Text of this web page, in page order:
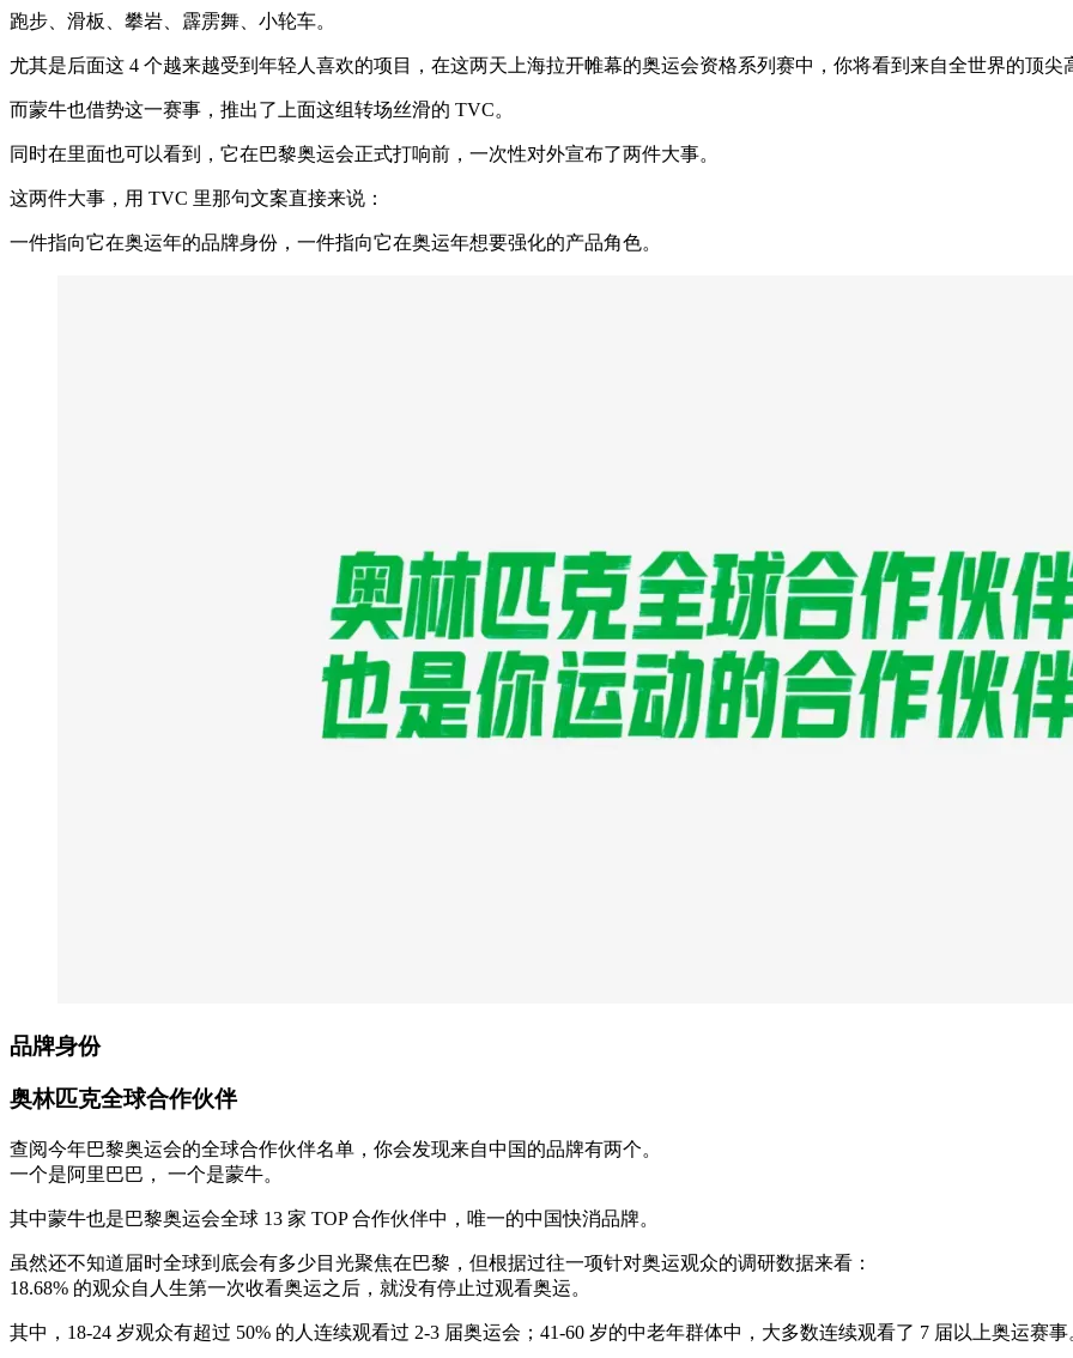
跑步、滑板、攀岩、霹雳舞、小轮车。
尤其是后面这 4 个越来越受到年轻人喜欢的项目，在这两天上海拉开帷幕的奥运会资格系列赛中，你将看到来自全世界的顶
而蒙牛也借势这一赛事，推出了上面这组转场丝滑的 TVC。
同时在里面也可以看到，它在巴黎奥运会正式打响前，一次性对外宣布了两件大事。
这两件大事，用 TVC 里那句文案直接来说：
一件指向它在奥运年的品牌身份，一件指向它在奥运年想要强化的产品角色。
品牌身份
奥林匹克全球合作伙伴
查阅今年巴黎奥运会的全球合作伙伴名单，你会发现来自中国的品牌有两个。
一个是阿里巴巴， 一个是蒙牛。
其中蒙牛也是巴黎奥运会全球 13 家 TOP 合作伙伴中，唯一的中国快消品牌。
虽然还不知道届时全球到底会有多少目光聚焦在巴黎，但根据过往一项针对奥运观众的调研数据来看：
18.68% 的观众自人生第一次收看奥运之后，就没有停止过观看奥运。
其中，18-24 岁观众有超过 50% 的人连续观看过 2-3 届奥运会；41-60 岁的中老年群体中，大多数连续观看了 7 届以上奥运赛事